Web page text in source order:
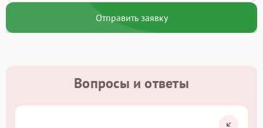
Отправить заявку
Вопросы и ответы